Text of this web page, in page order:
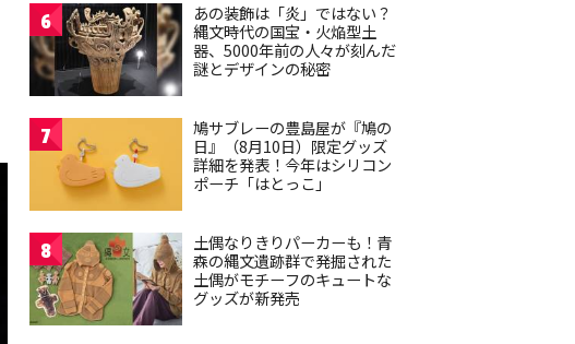
6
あの装飾は「炎」ではない？
縄文時代の国宝・火焔型土
器、5000年前の人々が刻んだ
謎とデザインの秘密
7
鳩サブレーの豊島屋が『鳩の
日』（8月10日）限定グッズ
詳細を発表！今年はシリコン
ポーチ「はとっこ」
8
土偶なりきりパーカーも！青
森の縄文遺跡群で発掘された
土偶がモチーフのキュートな
グッズが新発売